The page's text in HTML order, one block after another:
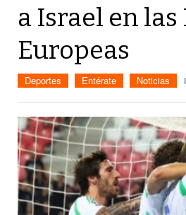
a Israel en
Europeas
Deportes Entérate Noticias